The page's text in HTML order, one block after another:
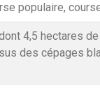
populaire,
4,5 hectares
des cépages